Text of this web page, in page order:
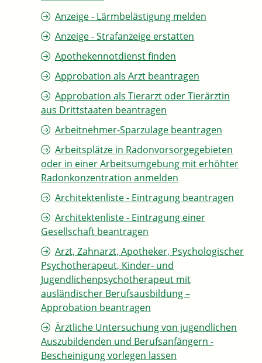
Anzeige - Lärmbelästigung melden
Anzeige - Strafanzeige erstatten
Apothekennotdienst finden
Approbation als Arzt beantragen
Approbation als Tierarzt oder Tierärztin
aus Drittstaaten beantragen
Arbeitnehmer-Sparzulage beantragen
Arbeitsplätze in Radonvorsorgegebieten
oder in einer Arbeitsumgebung mit erhöhter
Radonkonzentration anmelden
Architektenliste - Eintragung beantragen
Architektenliste - Eintragung einer
Gesellschaft beantragen
Arzt, Zahnarzt, Apotheker, Psychologischer
Psychotherapeut, Kinder- und
Jugendlichenpsychotherapeut mit
ausländischer Berufsausbildung –
Approbation beantragen
Ärztliche Untersuchung von jugendlichen
Auszubildenden und Berufsanfängern -
Bescheinigung vorlegen lassen